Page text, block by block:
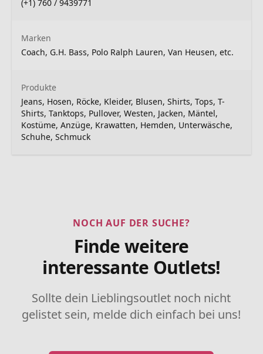
(+1) 760 / 9439771
Marken
Coach, G.H. Bass, Polo Ralph Lauren, Van Heusen, etc.
Produkte
Jeans, Hosen, Röcke, Kleider, Blusen, Shirts, Tops, T-
Shirts, Tanktops, Pullover, Westen, Jacken, Mäntel,
Kostüme, Anzüge, Krawatten, Hemden, Unterwäsche,
Schuhe, Schmuck
NOCH AUF DER SUCHE?
Finde weitere
interessante Outlets!
Sollte dein Lieblingsoutlet noch nicht
gelistet sein, melde dich einfach bei uns!